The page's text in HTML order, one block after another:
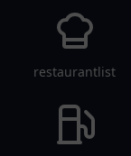
restaurantlist